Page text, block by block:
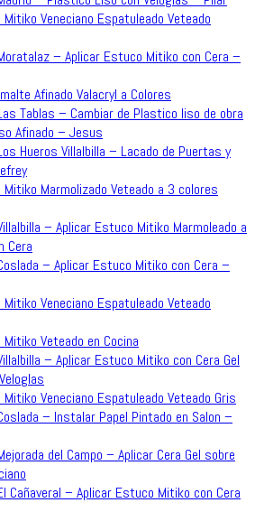
Veneciano Espatuleado Veteado
– Aplicar Estuco Mitiko con Cera –
Afinado Valacryl a Colores
Tablas – Cambiar de Plastico liso de obra
Afinado – Jesus
Hueros Villalbilla – Lacado de Puertas y
Marmolizado Veteado a 3 colores
– Aplicar Estuco Mitiko Marmoleado a
Cera
– Aplicar Estuco Mitiko con Cera –
Veneciano Espatuleado Veteado
Veteado en Cocina
– Aplicar Estuco Mitiko con Cera Gel
Veneciano Espatuleado Veteado Gris
– Instalar Papel Pintado en Salon –
del Campo – Aplicar Cera Gel sobre
Cañaveral – Aplicar Estuco Mitiko con Cera